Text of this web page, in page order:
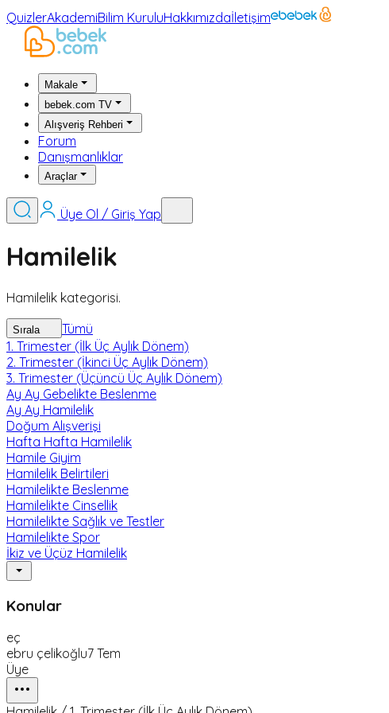
QuizlerAkademiBilim KuruluHakkımızdaİletişim
Makale
bebek.com TV
Alışveriş Rehberi
Forum
Danışmanlıklar
Araçlar
Üye Ol / Giriş Yap
Hamilelik
Hamilelik kategorisi.
Sırala
Tümü
1. Trimester (İlk Üç Aylık Dönem)
2. Trimester (İkinci Üç Aylık Dönem)
3. Trimester (Üçüncü Üç Aylık Dönem)
Ay Ay Gebelikte Beslenme
Ay Ay Hamilelik
Doğum Alışverişi
Hafta Hafta Hamilelik
Hamile Giyim
Hamilelik Belirtileri
Hamilelikte Beslenme
Hamilelikte Cinsellik
Hamilelikte Sağlık ve Testler
Hamilelikte Spor
İkiz ve Üçüz Hamilelik
Konular
eç
ebru çelikoğlu7 Tem
Üye